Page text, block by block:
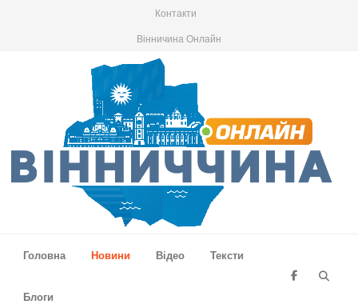
Контакти
Вінничина Онлайн
Головна
Новини Відео Тексти
Блоги